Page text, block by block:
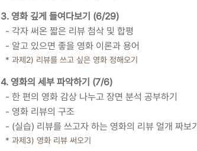
3. 영화 깊게 들여다보기 (6/29)
- 각자 써온 짧은 리뷰 첨삭 및 합평
- 알고 있으면 좋을 영화 이론과 용어
* 과제2) 리뷰를 쓰고 싶은 영화 정해오기
4. 영화의 세부 파악하기 (7/6)
- 한 편의 영화 감상 나누고 장면 분석 공부하기
- 영화 리뷰의 구조
- (실습) 리뷰를 쓰고자 하는 영화의 리뷰 얼개 짜보기
* 과제3) 영화 리뷰 써오기